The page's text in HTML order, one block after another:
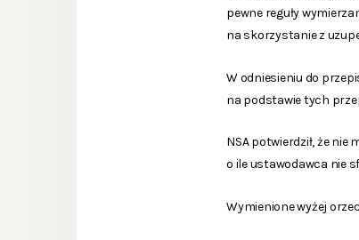
pewne reguły
na skorzystanie z
W odniesieniu do
na podstawie tych
NSA potwierdził, że
o ile ustawodawca nie
Wymienione wyżej